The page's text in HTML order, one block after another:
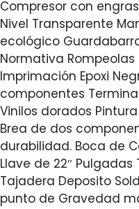
Compresor con
Nivel Transparente
ecológico
Normativa
Imprimación Epoxi
componentes
Vinilos dorados
Brea de dos
durabilidad. Boca de
Llave de 22″
Tajadera Deposito
punto de Gravedad